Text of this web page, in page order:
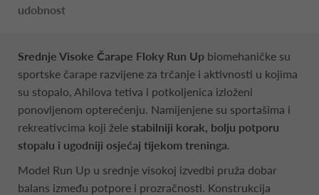
udobnost
Srednje Visoke Čarape Floky Run Up biomehaničke su
sportske čarape razvijene za trčanje i aktivnosti u kojima
su stopalo, Ahilova tetiva i potkoljenica izloženi
ponovljenom opterećenju. Namijenjene su sportašima i
rekreativcima koji žele stabilniji korak, bolju potporu
stopalu i ugodniji osjećaj tijekom treninga.
Model Run Up u srednje visokoj izvedbi pruža dobar
balans između potpore i prozračnosti. Konstrukcija